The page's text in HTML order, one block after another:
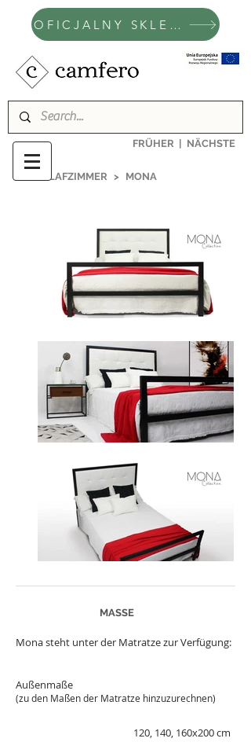
OFICJALNY SKLEP CAMFERO
FRÜHER NÄCHSTE
SCHLAFZIMMER > MONA
MASSE
Mona steht unter der Matratze zur Verfügung:
Außenmaße
(zu den Maßen der Matratze hinzuzurechnen)
120, 140, 160x200 cm